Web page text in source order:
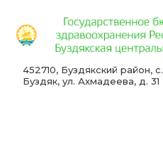
452710, Буздякский район, с.
Буздяк, ул. Ахмадеева, д. 31